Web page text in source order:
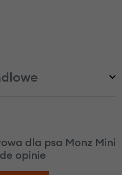
dla psa Monz Mini
opinie